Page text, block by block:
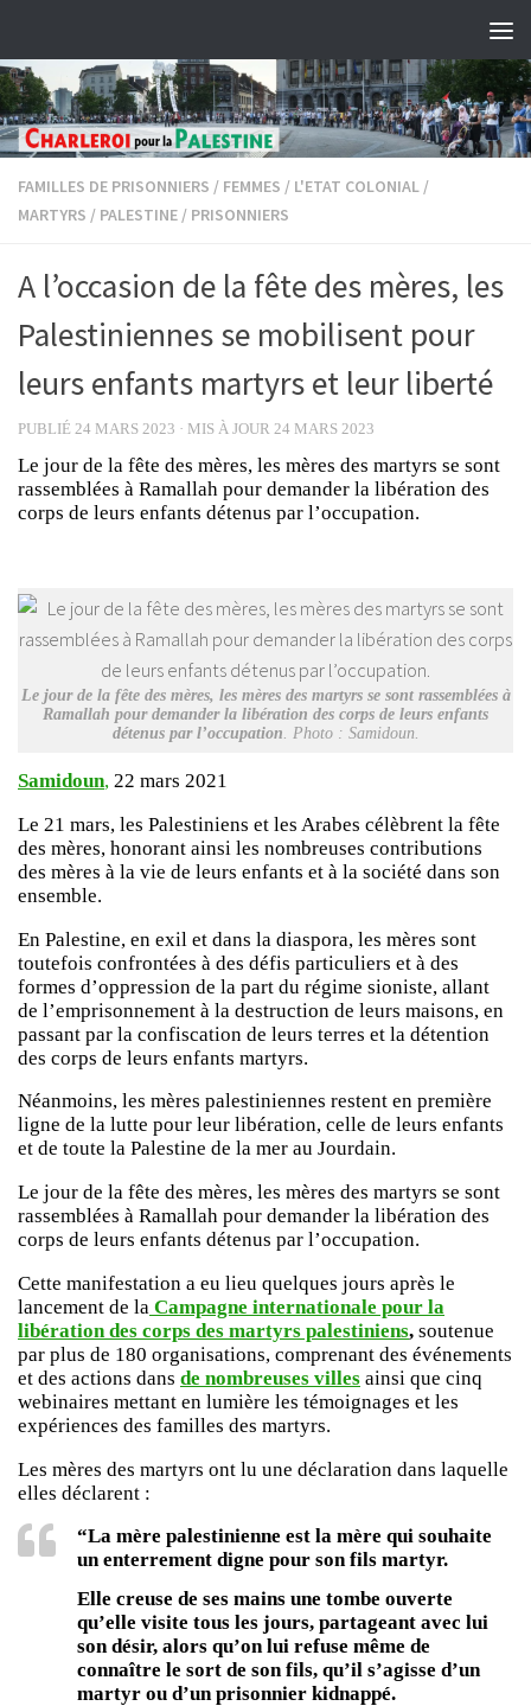
FAMILLES DE PRISONNIERS / FEMMES / L'ETAT COLONIAL /
MARTYRS / PALESTINE / PRISONNIERS
A l’occasion de la fête des mères, les
Palestiniennes se mobilisent pour
leurs enfants martyrs et leur liberté
PUBLIÉ 24 MARS 2023 · MIS À JOUR 24 MARS 2023
Le jour de la fête des mères, les mères des martyrs se sont
rassemblées à Ramallah pour demander la libération des
corps de leurs enfants détenus par l’occupation.
Le jour de la fête des mères, les mères des martyrs se sont rassemblées à
Ramallah pour demander la libération des corps de leurs enfants
détenus par l’occupation. Photo : Samidoun.
Samidoun, 22 mars 2021
Le 21 mars, les Palestiniens et les Arabes célèbrent la fête
des mères, honorant ainsi les nombreuses contributions
des mères à la vie de leurs enfants et à la société dans son
ensemble.
En Palestine, en exil et dans la diaspora, les mères sont
toutefois confrontées à des défis particuliers et à des
formes d’oppression de la part du régime sioniste, allant
de l’emprisonnement à la destruction de leurs maisons, en
passant par la confiscation de leurs terres et la détention
des corps de leurs enfants martyrs.
Néanmoins, les mères palestiniennes restent en première
ligne de la lutte pour leur libération, celle de leurs enfants
et de toute la Palestine de la mer au Jourdain.
Le jour de la fête des mères, les mères des martyrs se sont
rassemblées à Ramallah pour demander la libération des
corps de leurs enfants détenus par l’occupation.
Cette manifestation a eu lieu quelques jours après le
lancement de la Campagne internationale pour la
libération des corps des martyrs palestiniens, soutenue
par plus de 180 organisations, comprenant des événements
et des actions dans de nombreuses villes ainsi que cinq
webinaires mettant en lumière les témoignages et les
expériences des familles des martyrs.
Les mères des martyrs ont lu une déclaration dans laquelle
elles déclarent :
“La mère palestinienne est la mère qui souhaite
un enterrement digne pour son fils martyr.
Elle creuse de ses mains une tombe ouverte
qu’elle visite tous les jours, partageant avec lui
son désir, alors qu’on lui refuse même de
connaître le sort de son fils, qu’il s’agisse d’un
martyr ou d’un prisonnier kidnappé.